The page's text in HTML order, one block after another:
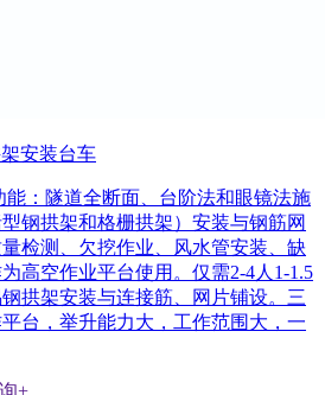
安装台车
能：隧道全断面、台阶法和眼镜法施
钢拱架和格栅拱架）安装与钢筋网
检测、欠挖作业、风水管安装、缺
高空作业平台使用。仅需2-4人1-1.5
拱架安装与连接筋、网片铺设。三
台，举升能力大，工作范围大，一
+